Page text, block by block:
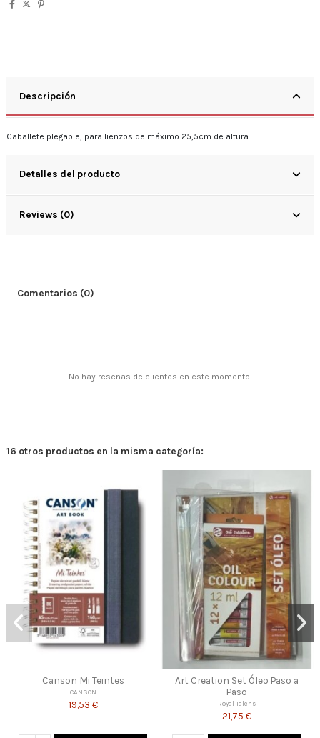
Descripción
Caballete plegable, para lienzos de máximo 25,5cm de altura.
Detalles del producto
Reviews (0)
Comentarios (0)
No hay reseñas de clientes en este momento.
16 otros productos en la misma categoría:
Óleo Paso a
Fedrigoni Toscana Sakura Koi